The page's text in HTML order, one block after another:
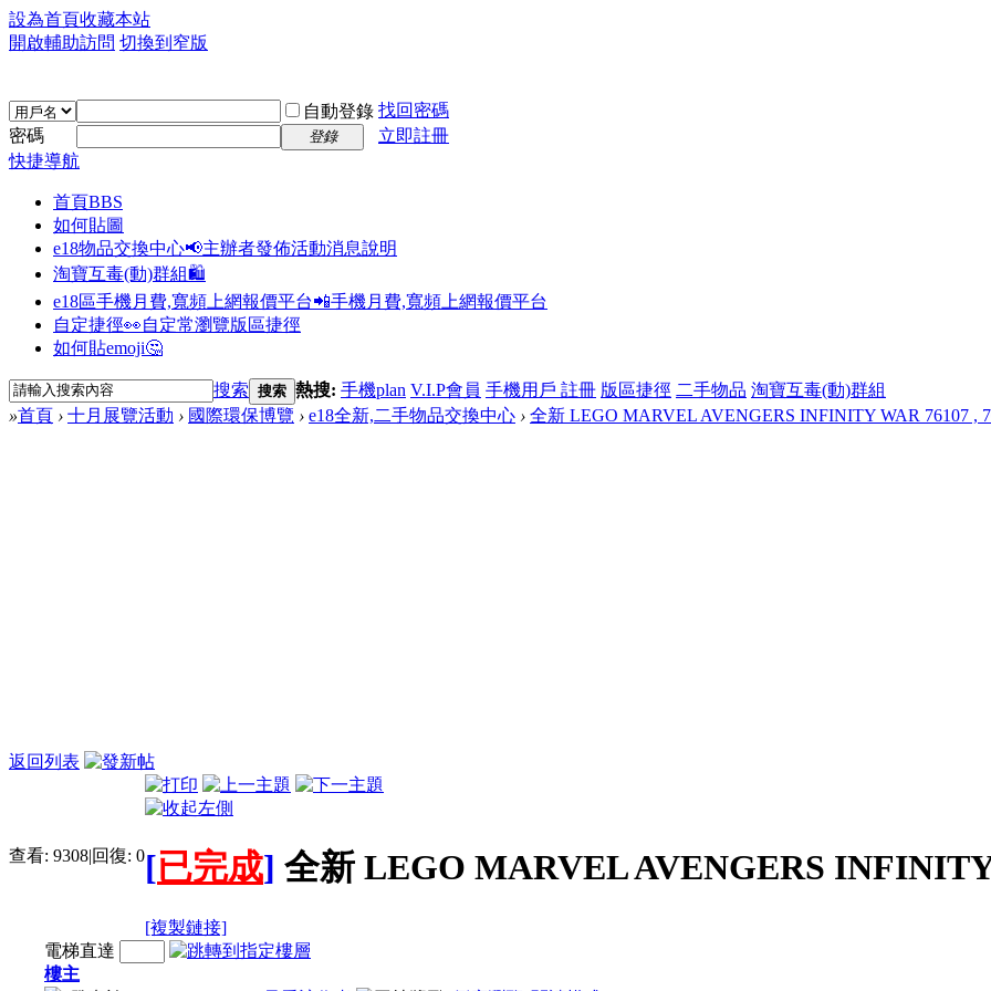
設為首頁收藏本站
開啟輔助訪問 切換到窄版
自動登錄 找回密碼
密碼
登錄
立即註冊
快捷導航
首頁BBS
如何貼圖
e18物品交換中心📢主辦者發佈活動消息說明
淘寶互毒(動)群組🛍️
e18區手機月費,寬頻上網報價平台📲手機月費,寬頻上網報價平台
自定捷徑👀自定常瀏覽版區捷徑
如何貼emoji🤔
搜索 搜索 熱搜: 手機plan V.I.P會員 手機用戶 註冊 版區捷徑 二手物品 淘寶互毒(動)群組
»首頁 › 十月展覽活動 › 國際環保博覽 › e18全新,二手物品交換中心 › 全新 LEGO MARVEL AVENGERS INFINITY WAR 76107 ,
返回列表
查看: 9308|回復: 0[已完成] 全新 LEGO MARVEL AVENGERS INFINITY
[複製鏈接]
電梯直達
樓主